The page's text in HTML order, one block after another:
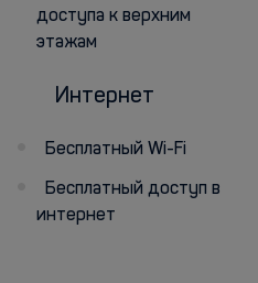
доступа к верхним
этажам
Интернет
Бесплатный Wi-Fi
Бесплатный доступ в
интернет